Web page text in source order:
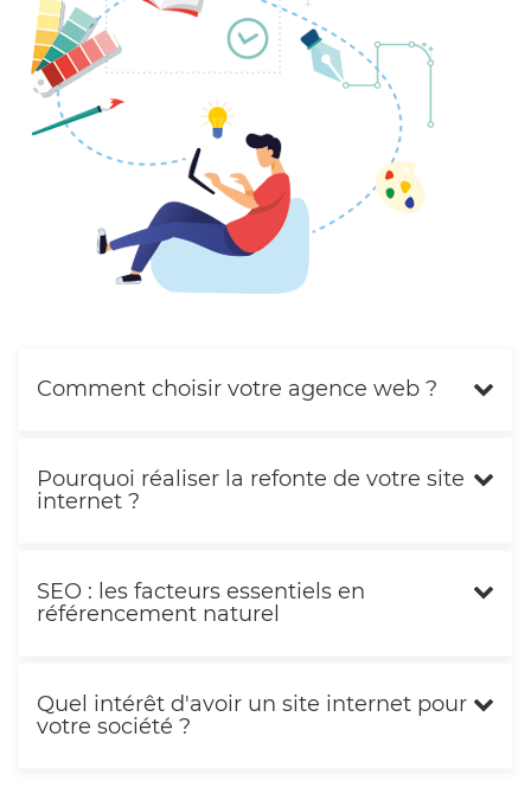
Comment choisir votre agence web ?
Pourquoi réaliser la refonte de votre site
internet ?
SEO : les facteurs essentiels en
référencement naturel
Quel intérêt d'avoir un site internet pour
votre société ?